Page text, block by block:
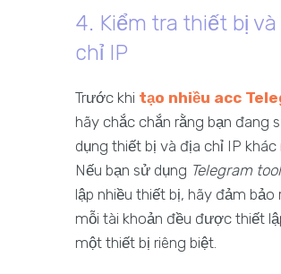
4. Kiểm tra thiết bị và
chỉ IP
Trước khi tạo nhiều acc
hãy chắc chắn rằng bạn đang
dụng thiết bị và địa chỉ IP khác
Nếu bạn sử dụng Telegram tool
lập nhiều thiết bị, hãy đảm bảo
mỗi tài khoản đều được thiết
một thiết bị riêng biệt.